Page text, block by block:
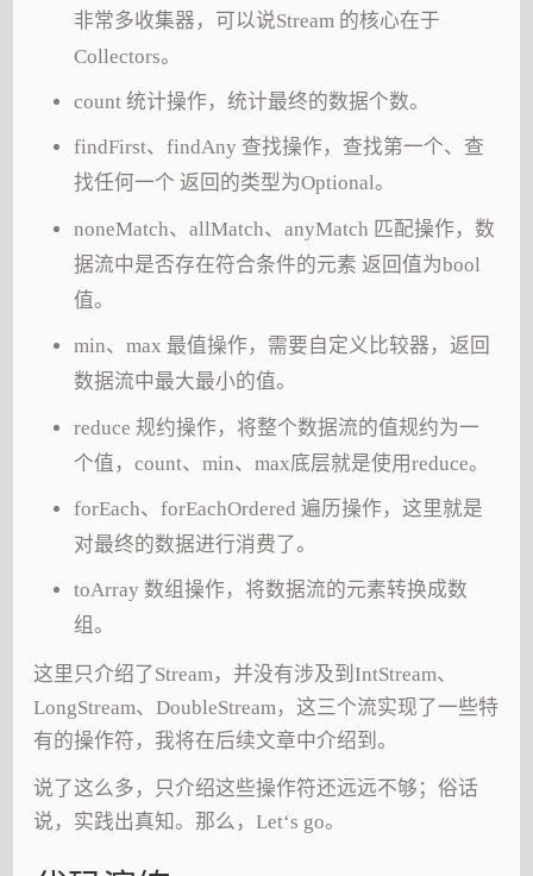
非常多收集器，可以说Stream 的核心在于
Collectors。
count 统计操作，统计最终的数据个数。
findFirst、findAny 查找操作，查找第一个、查
找任何一个 返回的类型为Optional。
noneMatch、allMatch、anyMatch 匹配操作，数
据流中是否存在符合条件的元素 返回值为bool
值。
min、max 最值操作，需要自定义比较器，返回
数据流中最大最小的值。
reduce 规约操作，将整个数据流的值规约为一
个值，count、min、max底层就是使用reduce。
forEach、forEachOrdered 遍历操作，这里就是
对最终的数据进行消费了。
toArray 数组操作，将数据流的元素转换成数
组。
这里只介绍了Stream，并没有涉及到IntStream、
LongStream、DoubleStream，这三个流实现了一些特
有的操作符，我将在后续文章中介绍到。
说了这么多，只介绍这些操作符还远远不够；俗话
说，实践出真知。那么，Let‘s go。